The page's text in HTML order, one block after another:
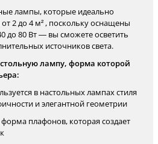
лампы, которые идеально
2 до 4 м² , поскольку оснащены
80 Вт — вы сможете осветить
источников света.
лампу, форма которой
в настольных лампах стиля
и элегантной геометрии
плафонов, которая создает